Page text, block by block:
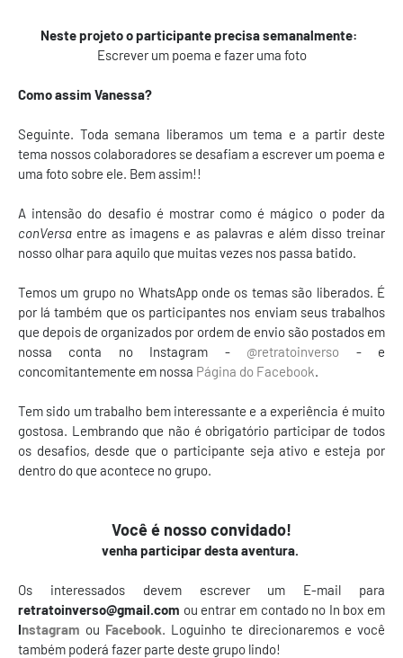
Neste projeto o participante precisa semanalmente:
Escrever um poema e fazer uma foto
Como assim Vanessa?
Seguinte. Toda semana liberamos um tema e a partir deste
tema nossos colaboradores se desafiam a escrever um poema e
uma foto sobre ele. Bem assim!!
A intensão do desafio é mostrar como é mágico o poder da
conVersa entre as imagens e as palavras e além disso treinar
nosso olhar para aquilo que muitas vezes nos passa batido.
Temos um grupo no WhatsApp onde os temas são liberados. É
por lá também que os participantes nos enviam seus trabalhos
que depois de organizados por ordem de envio são postados em
nossa conta no Instagram - @retratoinverso - e
concomitantemente em nossa Página do Facebook.
Tem sido um trabalho bem interessante e a experiência é muito
gostosa. Lembrando que não é obrigatório participar de todos
os desafios, desde que o participante seja ativo e esteja por
dentro do que acontece no grupo.
Você é nosso convidado!
venha participar desta aventura.
Os interessados devem escrever um E-mail para
retratoinverso@gmail.com ou entrar em contado no In box em
Instagram ou Facebook. Loguinho te direcionaremos e você
também poderá fazer parte deste grupo lindo!